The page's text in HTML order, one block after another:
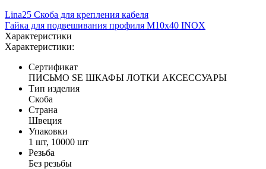
Lina25 Скоба для крепления кабеля
Гайка для подвешивания профиля М10х40 INOX
Характеристики
Характеристики:
Сертификат
ПИСЬМО SE ШКАФЫ ЛОТКИ АКСЕССУАРЫ
Тип изделия
Скоба
Страна
Швеция
Упаковки
1 шт, 10000 шт
Резьба
Без резьбы